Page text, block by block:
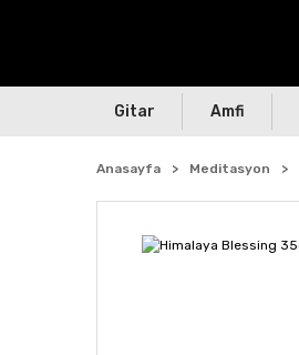
Gitar Amfi
Anasayfa Meditasyon